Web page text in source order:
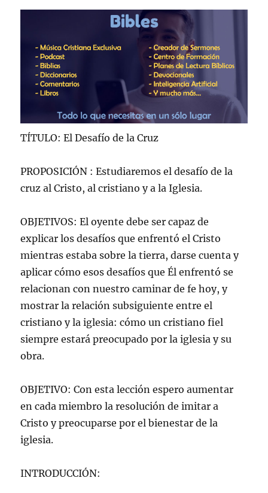
TÍTULO: El Desafío de la Cruz
PROPOSICIÓN : Estudiaremos el desafío de la
cruz al Cristo, al cristiano y a la Iglesia.
OBJETIVOS: El oyente debe ser capaz de
explicar los desafíos que enfrentó el Cristo
mientras estaba sobre la tierra, darse cuenta y
aplicar cómo esos desafíos que Él enfrentó se
relacionan con nuestro caminar de fe hoy, y
mostrar la relación subsiguiente entre el
cristiano y la iglesia: cómo un cristiano fiel
siempre estará preocupado por la iglesia y su
obra.
OBJETIVO: Con esta lección espero aumentar
en cada miembro la resolución de imitar a
Cristo y preocuparse por el bienestar de la
iglesia.
INTRODUCCIÓN: